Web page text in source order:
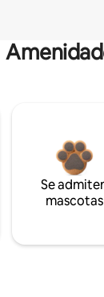
Se
mascotas